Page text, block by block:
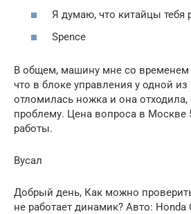
Я думаю, что китайцы тебя
Spence
В общем, машину мне со временем
что в блоке управления у одной
отломилась ножка и она отходила,
проблему. Цена вопроса в Москве
работы.
Вусал
Добрый день, Как можно
не работает динамик? Авто: Honda